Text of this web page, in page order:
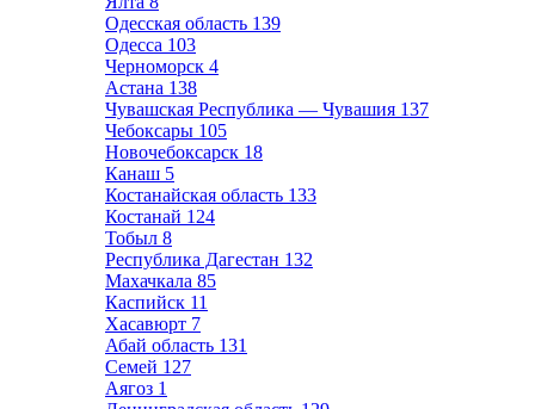
Одесская область 139
Одесса 103
Черноморск 4
Астана 138
Чувашская Республика — Чувашия 137
Чебоксары 105
Новочебоксарск 18
Канаш 5
Костанайская область 133
Костанай 124
Тобыл 8
Республика Дагестан 132
Махачкала 85
Каспийск 11
Хасавюрт 7
Абай область 131
Семей 127
Аягоз 1